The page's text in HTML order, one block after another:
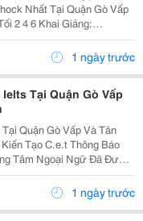
1 ngày trước
Tại Quận Gò Vấp
Quận Gò Vấp Và Tân
Chương Trình Anh Văn
Học Thuật Ielts &Ndash; Toefl Ibt. Trung Tâm...1 ngày trước